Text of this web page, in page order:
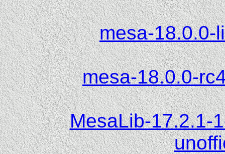
mesa-18.0.0-
mesa-18.0.0-
MesaLib-17.2.1-